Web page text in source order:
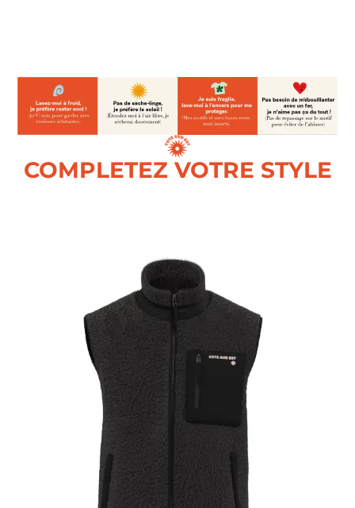
COMPLETEZ VOTRE STYLE